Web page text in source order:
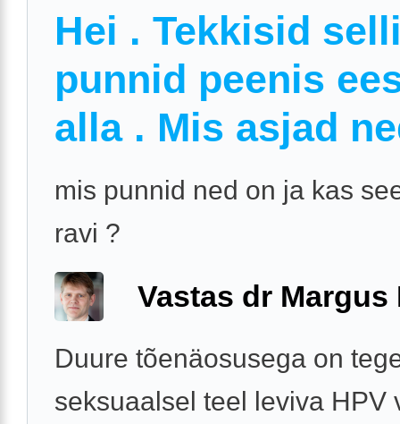
Hei . Tekkisid
punnid peenis
alla . Mis asjad
mis punnid ned on ja kas
ravi ?
Vastas dr Margus
Duure tõenäosusega on
seksuaalsel teel leviva HPV